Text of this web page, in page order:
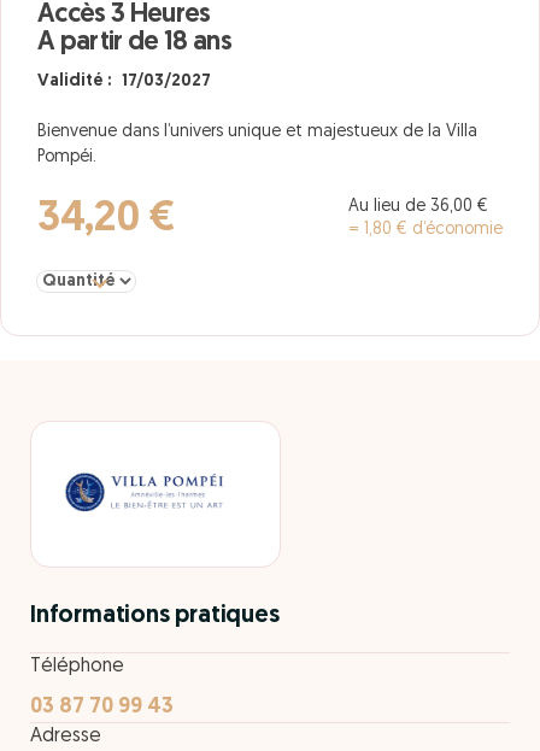
Accès 3 Heures
A partir de 18 ans
Validité : 17/03/2027
Bienvenue dans l’univers unique et majestueux de la Villa
Pompéi.
34,20 €
Au lieu de 36,00 €
= 1,80 € d’économie
Sélectionner la quantité pour Accès 3 Heures A partir de 18 ans
Informations pratiques
Téléphone
03 87 70 99 43
Adresse